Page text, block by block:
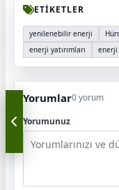
ETİKETLER
yenilenebilir enerji
enerji yatırımları
enerji
Yorumlar0 yorum
Yorumunuz